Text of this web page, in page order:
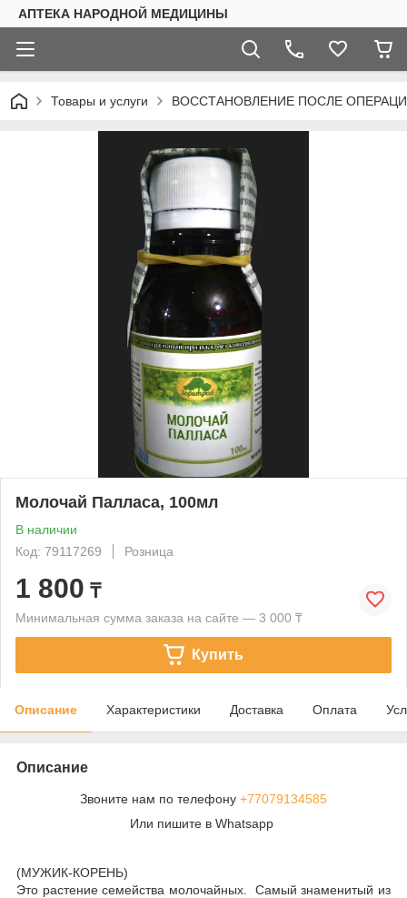
АПТЕКА НАРОДНОЙ МЕДИЦИНЫ
Товары и услуги ВОССТАНОВЛЕНИЕ ПОСЛЕ
Молочай Палласа, 100мл
В наличии
Код: 79117269
Розница
1 800 ₸
Минимальная сумма заказа на сайте — 3 000 ₸
Купить
Описание Характеристики Доставка Оплата
Описание
Звоните нам по телефону +77079134585
Или пишите в Whatsapp
(МУЖИК-КОРЕНЬ)
Это растение семейства молочайных. Самый знаменитый из